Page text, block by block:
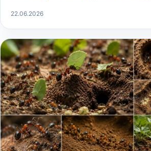
22.06.2026